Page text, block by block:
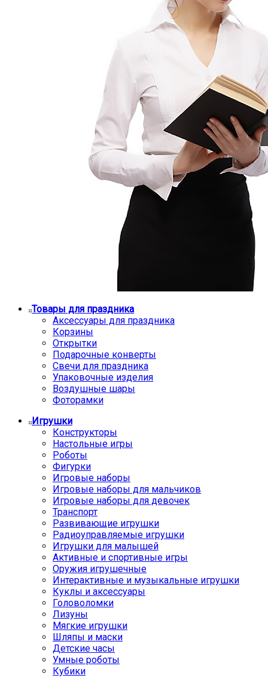
Товары для праздника
Аксессуары для праздника
Корзины
Открытки
Подарочные конверты
Свечи для праздника
Упаковочные изделия
Воздушные шары
Фоторамки
Игрушки
Конструкторы
Настольные игры
Роботы
Фигурки
Игровые наборы
Игровые наборы для мальчиков
Игровые наборы для девочек
Транспорт
Развивающие игрушки
Радиоуправляемые игрушки
Игрушки для малышей
Активные и спортивные игры
Оружия игрушечные
Интерактивные и музыкальные игрушки
Куклы и аксессуары
Головоломки
Лизуны
Мягкие игрушки
Шляпы и маски
Детские часы
Умные роботы
Кубики